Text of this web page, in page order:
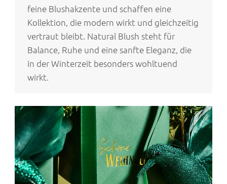
feine Blushakzente und schaffen eine
Kollektion, die modern wirkt und gleichzeitig
vertraut bleibt. Natural Blush steht für
Balance, Ruhe und eine sanfte Eleganz, die
in der Winterzeit besonders wohltuend
wirkt.